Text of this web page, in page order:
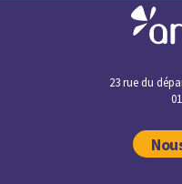
23 rue du